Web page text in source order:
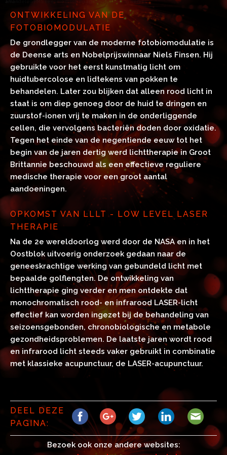
amandelen PMS keel medisch maagwandontsteking wervel
ONTWIKKELING VAN DE
FOTOBIOMODULATIE
De grondlegger van de moderne fotobiomodulatie is
de Deense arts en Nobelprijswinnaar Niels Finsen. Hij
gebruikte voor het eerst kunstmatig licht om
huidtubercolose en lidtekens van pokken te
behandelen. Later zou blijken dat alleen rood licht in
staat is om diep genoeg door de huid te dringen en
zuurstof-ionen vrij te maken in de onderliggende
cellen, die vervolgens bacteriën doden door oxidatie.
Tegen het einde van de negentiende eeuw tot het
begin van de jaren dertig werd lichttherapie in Groot
Brittannie beschouwd als een effectieve reguliere
medische therapie voor een groot aantal
aandoeningen.
OPKOMST VAN LLLT - LOW LEVEL LASER
THERAPIE
Na de 2e wereldoorlog werd door de NASA en in het
Oostblok uitvoerig onderzoek gedaan naar de
geneeskrachtige werking van gebundeld licht met
bepaalde golflengten. De ontwikkeling van
lichttherapie ging verder en men ontdekte dat
monochromatisch rood- en infrarood LASER-licht
effectief kan worden ingezet bij de behandeling van
seizoensgebonden, chronobiologische en metabole
gezondheidsproblemen. De laatste jaren wordt rood
en infrarood licht steeds vaker gebruikt in combinatie
met klassieke acupunctuur, de LASER-acupunctuur.
DEEL DEZE
PAGINA:
Bezoek ook onze andere websites: